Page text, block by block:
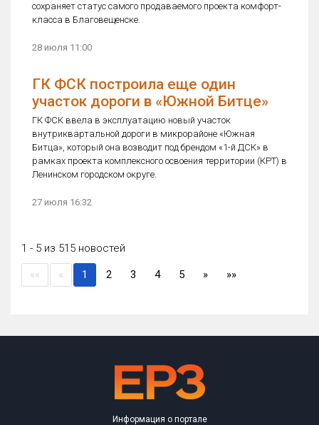
сохраняет статус самого продаваемого проекта комфорт-
класса в Благовещенске.
28 июля 11:00
ГК ФСК построила еще один
участок дороги в «Южной Битце»
ГК ФСК ввела в эксплуатацию новый участок
внутриквартальной дороги в микрорайоне «Южная
Битца», который она возводит под брендом «1-й ДСК» в
рамках проекта комплексного освоения территории (КРТ) в
Ленинском городском округе.
27 июля 16:32
1 - 5 из 515 новостей
«« « 1 (current)
2 3 4 5 » »»
Информация о портале